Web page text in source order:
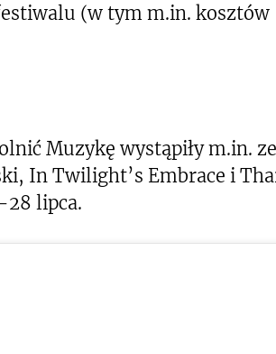
(w tym m.in. kosztów
Muzykę wystąpiły m.in.
In Twilight’s Embrace i
28 lipca.